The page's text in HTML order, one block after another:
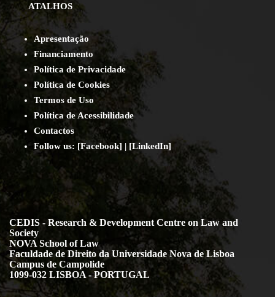
ATALHOS
Apresentação
Financiamento
Política de Privacidade
Política de Cookies
Termos de Uso
Política de Acessibilidade
Contactos
Follow us: [Facebook] | [LinkedIn]
CEDIS - Research & Development Centre on Law and
Society
NOVA School of Law
Faculdade de Direito da Universidade Nova de Lisboa
Campus de Campolide
1099-032 LISBOA - PORTUGAL